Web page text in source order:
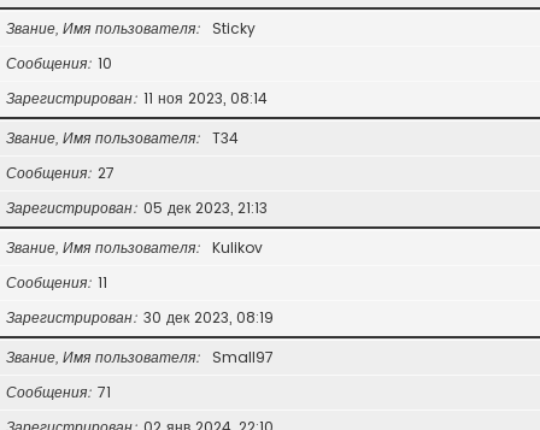
Звание, Имя пользователя
Sticky
Сообщения 10
Зарегистрирован 11 ноя 2023, 08:14
Звание, Имя пользователя
T34
Сообщения 27
Зарегистрирован 05 дек 2023, 21:13
Звание, Имя пользователя
Kulikov
Сообщения 11
Зарегистрирован 30 дек 2023, 08:19
Звание, Имя пользователя
Small97
Сообщения 71